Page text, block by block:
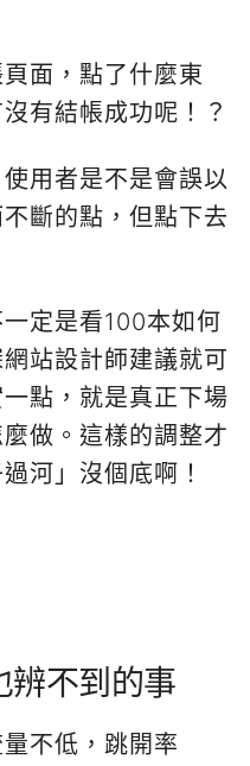
面，點了什麼東
有結帳成功呢！？
用者是不是會誤以
斷的點，但點下去
定是看100本如何
站設計師建議就可
點，就是真正下場
做。這樣的調整才
河」沒個底啊！
辨不到的事
不低，跳開率